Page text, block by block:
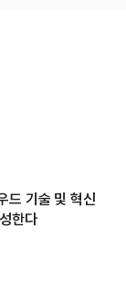
드 기술 및 혁신
한다